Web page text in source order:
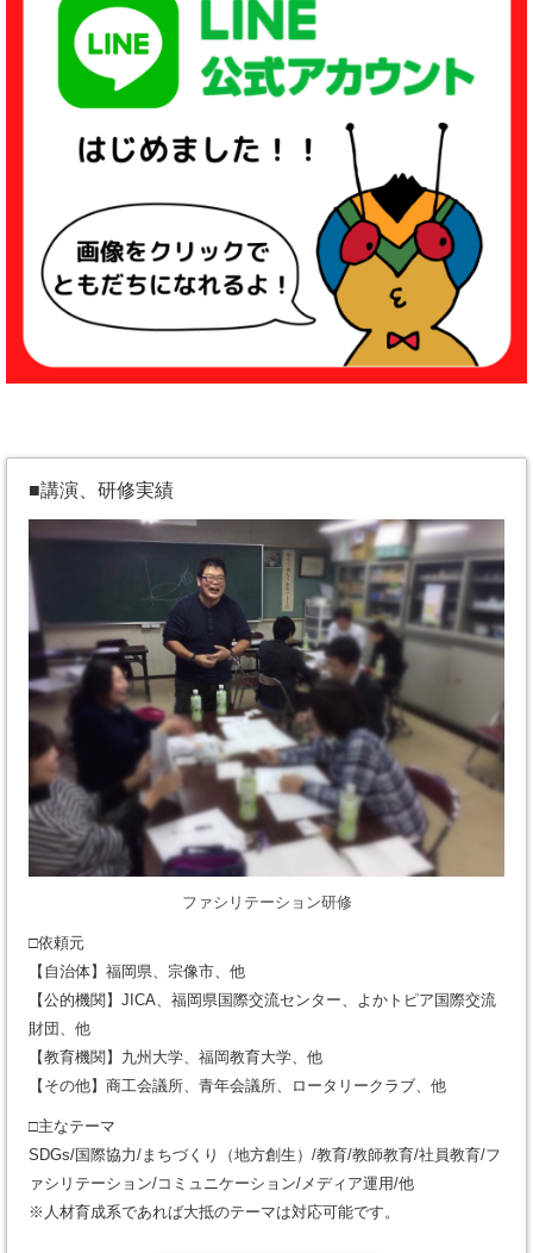
■講演、研修実績
ファシリテーション研修
□依頼元
【自治体】福岡県、宗像市、他
【公的機関】JICA、福岡県国際交流センター、よかトピア国際交流
財団、他
【教育機関】九州大学、福岡教育大学、他
【その他】商工会議所、青年会議所、ロータリークラブ、他
□主なテーマ
SDGs/国際協力/まちづくり（地方創生）/教育/教師教育/社員教育/フ
ァシリテーション/コミュニケーション/メディア運用/他
※人材育成系であれば大抵のテーマは対応可能です。